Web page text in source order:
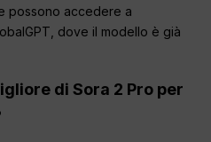
possono accedere a
dove il modello è già
di Sora 2 Pro per